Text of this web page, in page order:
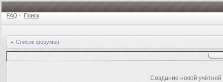
FAQ • Поиск
Список форумов
Создание новой